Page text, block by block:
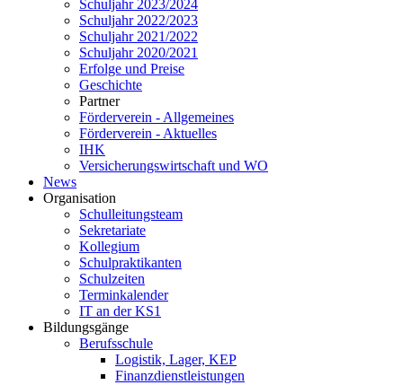
Schuljahr 2023/2024
Schuljahr 2022/2023
Schuljahr 2021/2022
Schuljahr 2020/2021
Erfolge und Preise
Geschichte
Partner
Förderverein - Allgemeines
Förderverein - Aktuelles
IHK
Versicherungswirtschaft und WO
News
Organisation
Schulleitungsteam
Sekretariate
Kollegium
Schulpraktikanten
Schulzeiten
Terminkalender
IT an der KS1
Bildungsgänge
Berufsschule
Logistik, Lager, KEP
Finanzdienstleistungen